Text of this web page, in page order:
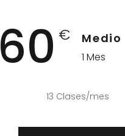
60 € Medio
1 Mes
13 Clases/mes